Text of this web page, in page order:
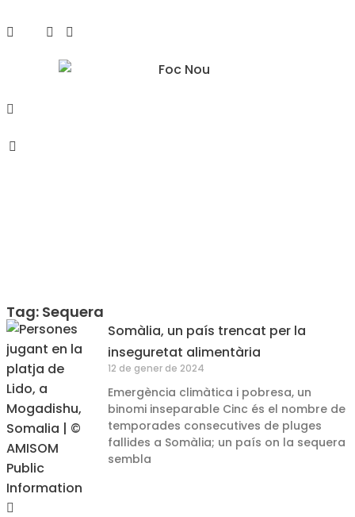
Tag: Sequera
Somàlia, un país trencat per la
inseguretat alimentària
12 de gener de 2024
Emergència climàtica i pobresa, un
binomi inseparable Cinc és el nombre de
temporades consecutives de pluges
fallides a Somàlia; un país on la sequera
sembla